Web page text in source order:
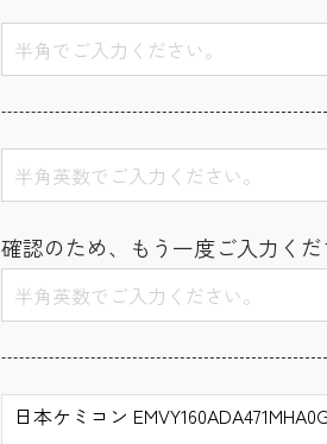
確認のため、もう一度ご入力くだ